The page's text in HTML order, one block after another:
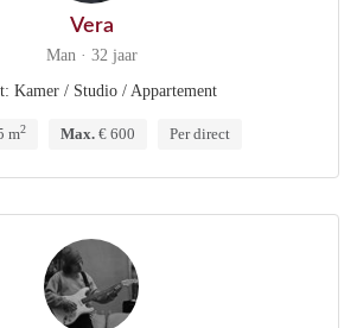
Vera
Man · 32 jaar
Kamer / Studio / Appartement
m2 Max.€ 600 Per direct